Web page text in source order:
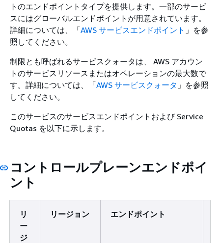
トのエンドポイントタイプを提供します。一部のサービ
スにはグローバルエンドポイントが用意されています。
詳細については、「AWS サービスエンドポイント 」を参
照してください。
制限とも呼ばれるサービスクォータは、 AWS アカウン
トのサービスリソースまたはオペレーションの最大数で
す。詳細については、「AWS サービスクォータ 」を参照
してください。
このサービスのサービスエンドポイントおよび Service
Quotas を以下に示します。
コントロールプレーンエンドポイ
ント
リ
ー
ジ
リージョン エンドポイント